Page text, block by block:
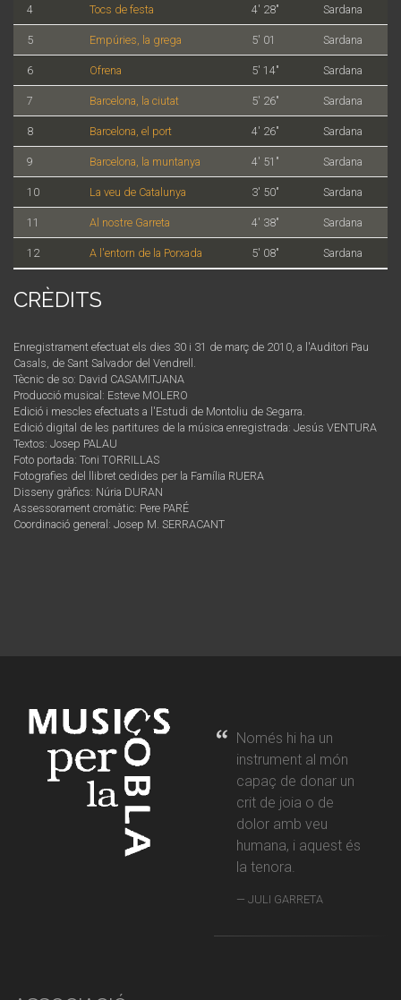
4 Tocs de festa 4' 28" Sardana
5 Empúries, la grega 5' 01 Sardana
6 Ofrena 5' 14" Sardana
7 Barcelona, la ciutat 5' 26" Sardana
8 Barcelona, el port 4' 26" Sardana
9 Barcelona, la muntanya 4' 51" Sardana
10 La veu de Catalunya 3' 50" Sardana
11 Al nostre Garreta 4' 38" Sardana
12 A l'entorn de la Porxada 5' 08" Sardana
CRÈDITS
Enregistrament efectuat els dies 30 i 31 de març de 2010, a l'Auditori Pau
Casals, de Sant Salvador del Vendrell.
Tècnic de so: David CASAMITJANA
Producció musical: Esteve MOLERO
Edició i mescles efectuats a l'Estudi de Montoliu de Segarra.
Edició digital de les partitures de la música enregistrada: Jesús VENTURA
Textos: Josep PALAU
Foto portada: Toni TORRILLAS
Fotografies del llibret cedides per la Família RUERA
Disseny gràfics: Núria DURAN
Assessorament cromàtic: Pere PARÉ
Coordinació general: Josep M. SERRACANT
Només hi ha un
instrument al món
capaç de donar un
crit de joia o de
dolor amb veu
humana, i aquest és
la tenora.
JULI GARRETA